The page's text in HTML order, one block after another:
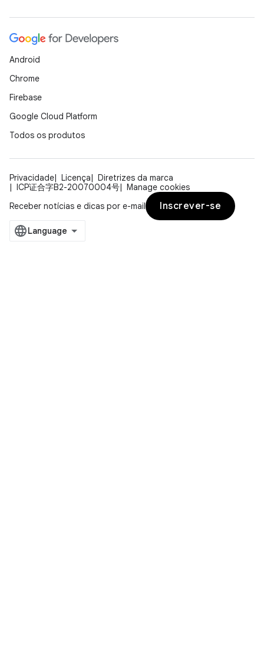
Android
Chrome
Firebase
Google Cloud Platform
Todos os produtos
Privacidade Licença
Diretrizes da marca
ICP证合字B2-20070004号
Manage cookies
Receber notícias e dicas por e-mail
Inscrever-se